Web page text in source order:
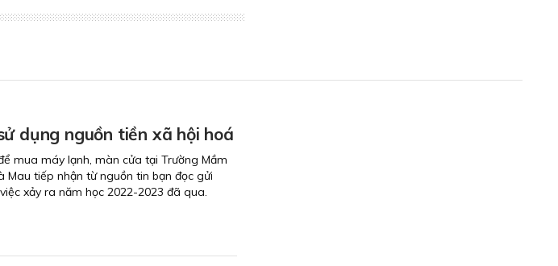
dụng nguồn tiền xã hội hoá
mua máy lạnh, màn cửa tại Trường Mầm
Mau tiếp nhận từ nguồn tin bạn đọc gửi
xảy ra năm học 2022-2023 đã qua.